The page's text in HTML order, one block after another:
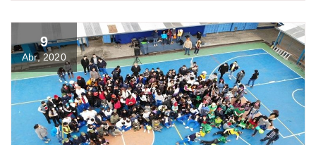
9
Abr, 2020